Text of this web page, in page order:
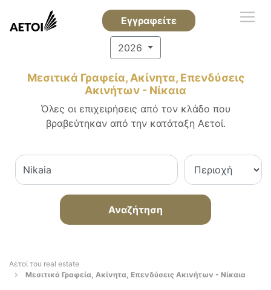
Εγγραφείτε
2026
Μεσιτικά Γραφεία, Ακίνητα, Επενδύσεις
Ακινήτων - Νίκαια
Όλες οι επιχειρήσεις από τον κλάδο που
βραβεύτηκαν από την κατάταξη Αετοί.
Αναζήτηση
Αετοί του real estate
Μεσιτικά Γραφεία, Ακίνητα, Επενδύσεις Ακινήτων - Νίκαια